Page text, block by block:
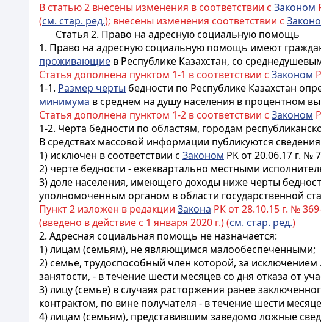
В статью 2 внесены изменения в соответствии с Законом
(см. стар. ред.); внесены изменения соответствии с
Статья 2. Право на адресную социальную помощь
1. Право на адресную социальную помощь имеют
проживающие в Республике Казахстан, со
Статья дополнена пунктом 1-1 в соответствии с Законом
1-1. Размер черты бедности по Республике Казахстан
минимума в среднем на душу населения в процентном
Статья дополнена пунктом 1-2 в соответствии с Законом
1-2. Черта бедности по областям, городам
В средствах массовой информации публикуются
1) исключен в соответствии с Законом РК от 20.06.17 г. №
2) черте бедности - ежеквартально местными
3) доле населения, имеющего доходы ниже черты
уполномоченным органом в области государственной
Пункт 2 изложен в редакции Закона РК от 28.10.15 г. №
(введено в действие с 1 января 2020 г.) (см. стар. ред.)
2. Адресная социальная помощь не назначается:
1) лицам (семьям), не являющимся малообеспеченными;
2) семье, трудоспособный член которой, за исключением
занятости, - в течение шести месяцев со дня отказа от
3) лицу (семье) в случаях расторжения ранее
контрактом, по вине получателя - в течение шести
4) лицам (семьям), представившим заведомо ложные